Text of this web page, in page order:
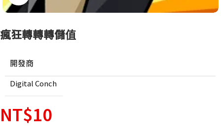
瘋狂轉轉轉儲值
開發商
Digital Conch
NT$10